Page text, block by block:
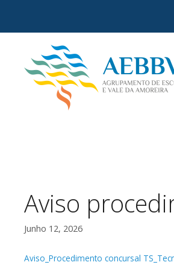
o
conteúdo
Aviso
Junho 12, 2026
Aviso_Procedimento concursal